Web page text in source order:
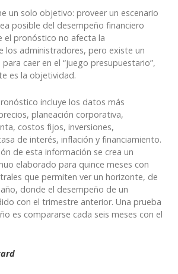
un solo objetivo: proveer un escenario
posible del desempeño financiero
el pronóstico no afecta la
los administradores, pero existe un
caer en el “juego presupuestario”,
es la objetividad.
incluye los datos más
planeación corporativa,
costos fijos, inversiones,
de interés, inflación y financiamiento.
de esta información se crea un
elaborado para quince meses con
que permiten ver un horizonte, de
donde el desempeño de un
con el trimestre anterior. Una prueba
es compararse cada seis meses con el